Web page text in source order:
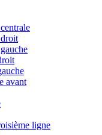
avant
ligne